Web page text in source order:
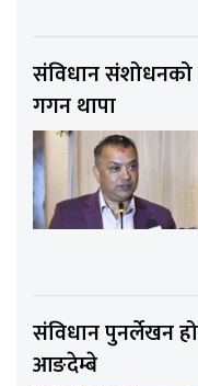
संविधान
गगन थापा
संविधान पुनर्लेखन
आङदेम्बे